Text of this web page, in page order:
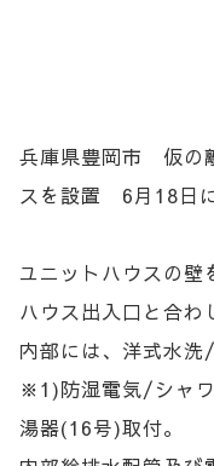
兵庫県豊岡市 仮の
スを設置 6月18日
ユニットハウスの壁
ハウス出入口と合
内部には、洋式水
※1)防湿電気/シャ
湯器(16号)取付。